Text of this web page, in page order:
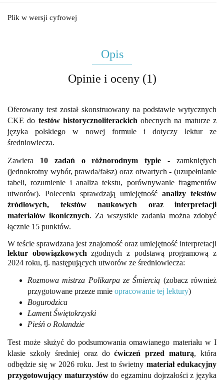
Plik w wersji cyfrowej
Opis
Opinie i oceny (1)
Oferowany test został skonstruowany na podstawie wytycznych
CKE do testów historycznoliterackich obecnych na maturze z
języka polskiego w nowej formule i dotyczy lektur ze
średniowiecza.
Zawiera 10 zadań o różnorodnym typie - zamkniętych
(jednokrotny wybór, prawda/fałsz) oraz otwartych - (uzupełnianie
tabeli, rozumienie i analiza tekstu, porównywanie fragmentów
utworów). Polecenia sprawdzają umiejętność analizy tekstów
źródłowych, tekstów naukowych oraz interpretacji
materiałów ikonicznych. Za wszystkie zadania można zdobyć
łącznie 15 punktów.
W teście sprawdzana jest znajomość oraz umiejętność interpretacji
lektur obowiązkowych zgodnych z podstawą programową z
2024 roku, tj. następujących utworów ze średniowiecza:
Rozmowa mistrza Polikarpa ze Śmiercią (zobacz również
przygotowane przeze mnie opracowanie tej lektury)
Bogurodzica
Lament Świętokrzyski
Pieśń o Rolandzie
Test może służyć do podsumowania omawianego materiału w I
klasie szkoły średniej oraz doćwiczeń przed maturą, która
odbędzie się w 2026 roku. Jest to świetny materiał edukacyjny
przygotowujący maturzystówdo egzaminu dojrzałości z języka